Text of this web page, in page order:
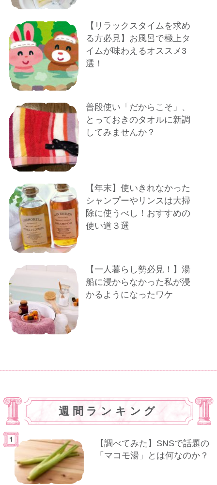
【リラックスタイムを求め
る方必見】お風呂で極上タ
イムが味わえるオススメ3
選！
普段使い「だからこそ」、
とっておきのタオルに新調
してみませんか？
【年末】使いきれなかった
シャンプーやリンスは大掃
除に使うべし！おすすめの
使い道３選
【一人暮らし勢必見！】湯
船に浸からなかった私が浸
かるようになったワケ
週間ランキング
【調べてみた】SNSで話題の
「マコモ湯」とは何なのか？